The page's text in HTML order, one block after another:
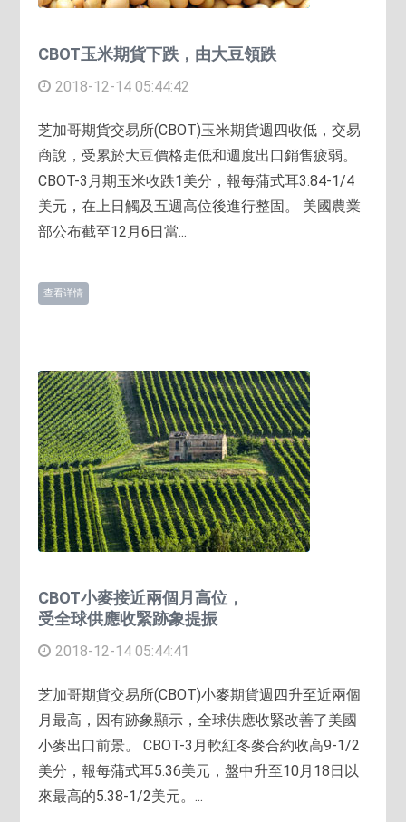
CBOT玉米期貨下跌，由大豆領跌
2018-12-14 05:44:42
芝加哥期貨交易所(CBOT)玉米期貨週四收低，交易
商說，受累於大豆價格走低和週度出口銷售疲弱。
CBOT-3月期玉米收跌1美分，報每蒲式耳3.84-1/4
美元，在上日觸及五週高位後進行整固。 美國農業
部公布截至12月6日當...
查看详情
CBOT小麥接近兩個月高位，
受全球供應收緊跡象提振
2018-12-14 05:44:41
芝加哥期貨交易所(CBOT)小麥期貨週四升至近兩個
月最高，因有跡象顯示，全球供應收緊改善了美國
小麥出口前景。 CBOT-3月軟紅冬麥合約收高9-1/2
美分，報每蒲式耳5.36美元，盤中升至10月18日以
來最高的5.38-1/2美元。...